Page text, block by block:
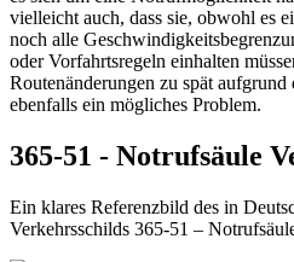
vielleicht auch, dass sie, obwohl es
noch alle
oder Vorfahrtsregeln einhalten
Routenänderungen zu spät aufgrund
ebenfalls ein mögliches Problem.
365-51 - Notrufsäule
Ein klares Referenzbild des in
Verkehrsschilds 365-51 –